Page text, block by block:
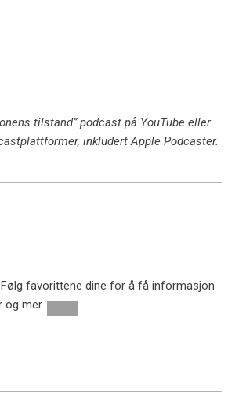
tilstand” podcast på YouTube eller
inkludert Apple Podcaster.
Følg favorittene dine for å få informasjon
og mer.